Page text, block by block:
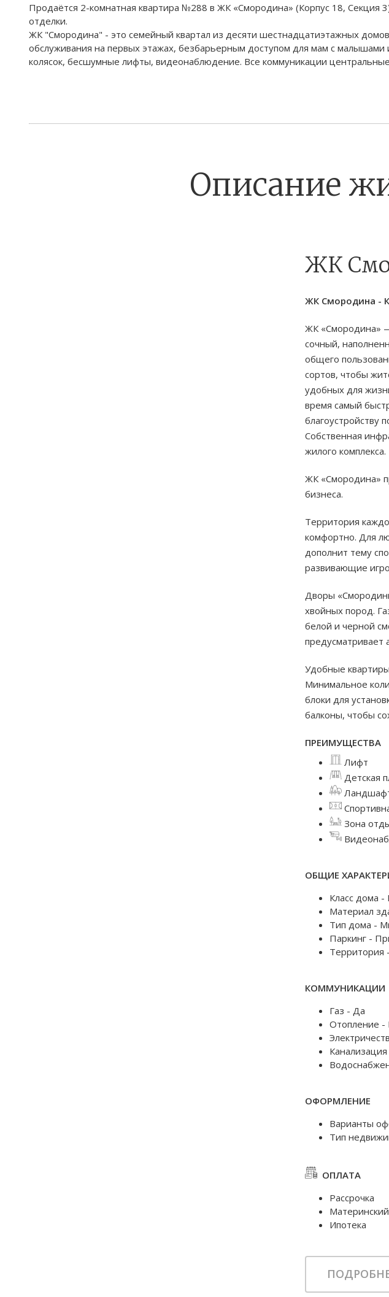
Продаётся 2-комнатная квартира №288 в ЖК «Смородина» (Корпус 18, Секция
отделки.
ЖК "Смородина" - это семейный квартал из десяти шестнадцатиэтажных
обслуживания на первых этажах, безбарьерным доступом для мам с
колясок, бесшумные лифты, видеонаблюдение. Все коммуникации
Описание
ЖК
ЖК Смородина -
ЖК «Смородина»
сочный,
общего
сортов, чтобы
удобных для
время самый
благоустройству
Собственная
жилого комплекса.
ЖК «Смородина»
бизнеса.
Территория
комфортно. Для
дополнит тему
развивающие
Дворы
хвойных пород.
белой и черной
предусматривает
Удобные
Минимальное
блоки для
балконы, чтобы
ПРЕИМУЩЕСТВА
Лифт
Детская
Зона
ОБЩИЕ
Класс дома
Материал
Тип дома -
Паркинг -
Территория
КОММУНИКАЦИИ
Газ - Да
Отопление -
ОФОРМЛЕНИЕ
Варианты
Тип
ОПЛАТА
Рассрочка
Ипотека